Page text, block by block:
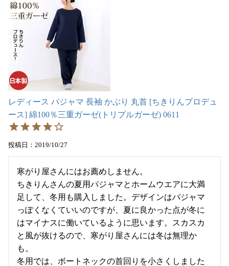
レディース パジャマ 長袖 かぶり 丸首 [ちきりんプロデュ
ース] 綿100％三重ガーゼ(トリプルガーゼ) 0611
投稿日 2019/10/27
寒がり屋さんにはお薦めしません。
ちきりんさんの夏用パジャマとホームウエアに大満
足して、冬用も購入しました。デザインはパジャマ
っぽくなくていいのですが、夏に良かった点が冬に
はマイナスに働いているように思います。スカスカ
と風が抜けるので、寒がり屋さんには冬は無理か
も。
冬用では、ボートネックの首回りを小さくしました